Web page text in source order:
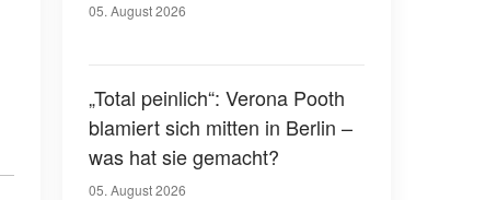
05. August 2026
„Total peinlich“: Verona Pooth
blamiert sich mitten in Berlin –
was hat sie gemacht?
05. August 2026